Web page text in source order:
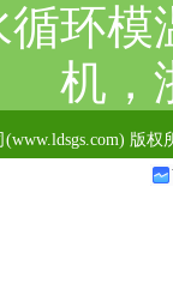
环
机，
版权